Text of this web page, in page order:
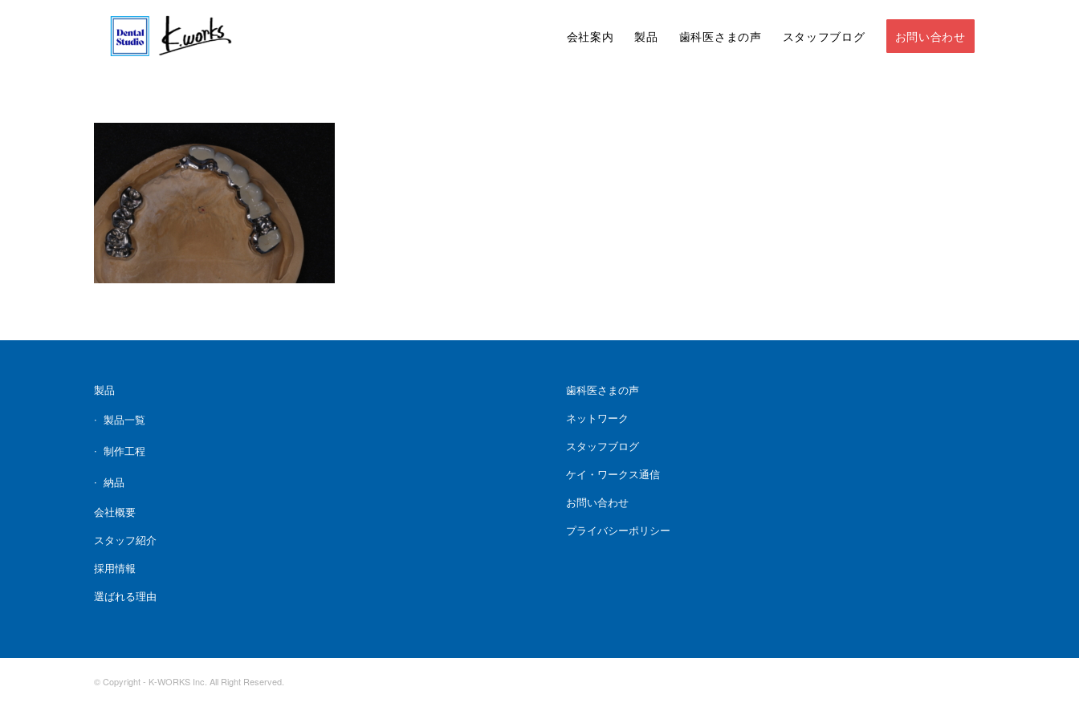
会社案内 製品 歯科医さまの声 スタッフブログ お問い合わせ
製品
製品一覧
制作工程
納品
会社概要
スタッフ紹介
採用情報
選ばれる理由
歯科医さまの声
ネットワーク
スタッフブログ
ケイ・ワークス通信
お問い合わせ
プライバシーポリシー
© Copyright - K-WORKS Inc. All Right Reserved.